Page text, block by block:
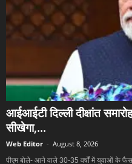
आईआईटी दिल्ली दीक्षांत
सीखेगा,...
Web Editor - August 8, 2026
पीएम बोले- आने वाले 30-35 वर्षों में युवाओं के